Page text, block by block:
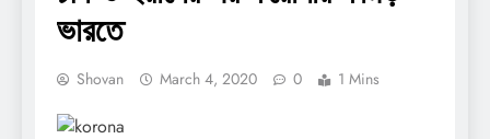
ভারতে
Shovan March 4, 2020 0 1 Mins